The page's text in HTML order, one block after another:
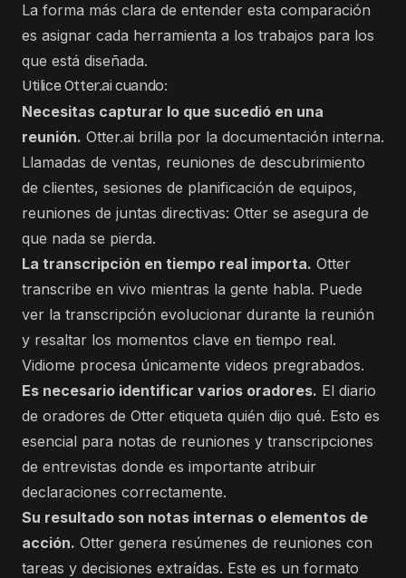
La forma más clara de entender esta comparación
es asignar cada herramienta a los trabajos para los
que está diseñada.
Utilice Otter.ai cuando:
Necesitas capturar lo que sucedió en una
reunión. Otter.ai brilla por la documentación interna.
Llamadas de ventas, reuniones de descubrimiento
de clientes, sesiones de planificación de equipos,
reuniones de juntas directivas: Otter se asegura de
que nada se pierda.
La transcripción en tiempo real importa. Otter
transcribe en vivo mientras la gente habla. Puede
ver la transcripción evolucionar durante la reunión
y resaltar los momentos clave en tiempo real.
Vidiome procesa únicamente videos pregrabados.
Es necesario identificar varios oradores. El diario
de oradores de Otter etiqueta quién dijo qué. Esto es
esencial para notas de reuniones y transcripciones
de entrevistas donde es importante atribuir
declaraciones correctamente.
Su resultado son notas internas o elementos de
acción. Otter genera resúmenes de reuniones con
tareas y decisiones extraídas. Este es un formato